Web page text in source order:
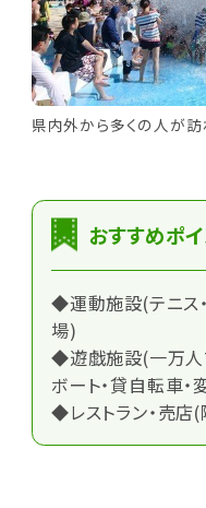
県内外から多くの人が
おすすめポイ
◆運動施設(テニス
場)
◆遊戯施設(一万人
ボート・貸自転車
◆レストラン・売店